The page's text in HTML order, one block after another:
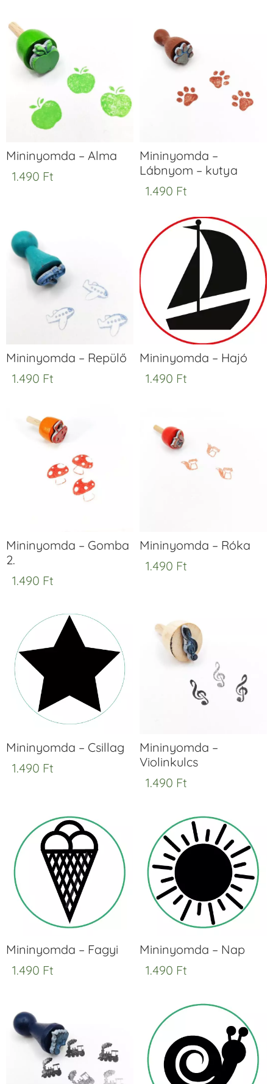
Mininyomda – Alma
1.490 Ft
Mininyomda –
Lábnyom – kutya
1.490 Ft
Mininyomda – Repülő
1.490 Ft
Mininyomda – Hajó
1.490 Ft
Mininyomda – Gomba
2.
1.490 Ft
Mininyomda – Róka
1.490 Ft
Mininyomda – Csillag
1.490 Ft
Mininyomda –
Violinkulcs
1.490 Ft
Mininyomda – Fagyi
1.490 Ft
Mininyomda – Nap
1.490 Ft